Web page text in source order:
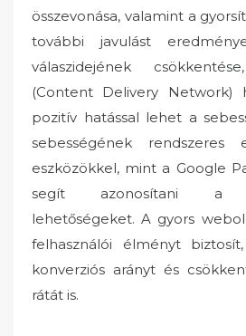
összevonása, valamint a
további javulást
válaszidejének
(Content Delivery Network)
pozitív hatással lehet a
sebességének rendszeres
eszközökkel, mint a Google
segít azonosítani a
lehetőségeket. A gyors
felhasználói élményt
konverziós arányt és
rátát is.